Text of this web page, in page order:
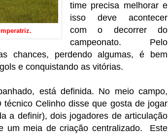
time precisa melhorar e
isso deve acontecer
com o decorrer do
campeonato. Pelo
chances, perdendo algumas, é bem
e conquistando as vitórias.
está definida. No meio campo,
Celinho disse que gosta de jogar
a definir), dois jogadores de articulação
um meia de criação centralizado. Este